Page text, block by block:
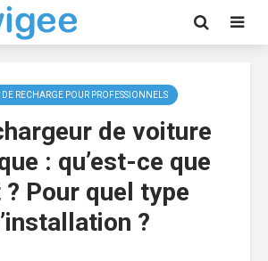
DE RECHARGE POUR PROFESSIONNELS
de voiture
: qu’est-ce que
? Pour quel type
?